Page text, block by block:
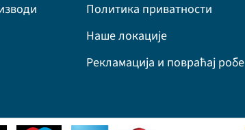
Политика приватности
Наше локације
Рекламација и повраћај робе